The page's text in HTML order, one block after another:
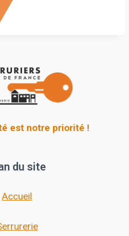
est notre priorité !
du site
Accueil